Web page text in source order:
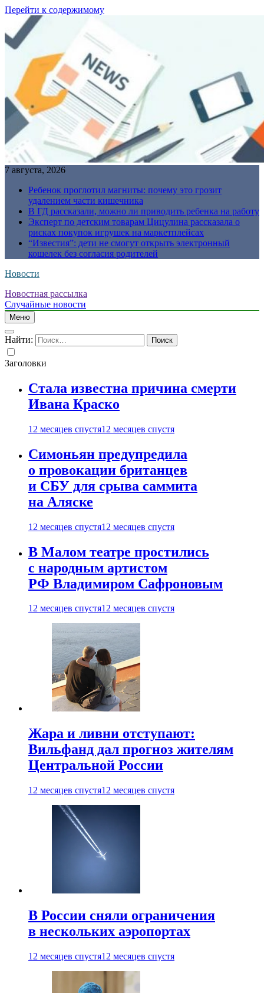
Перейти к содержимому
7 августа, 2026
Ребенок проглотил магниты: почему это грозит
удалением части кишечника
В ГД рассказали, можно ли приводить ребенка на работу
Эксперт по детским товарам Цицулина рассказала о
рисках покупок игрушек на маркетплейсах
“Известия”: дети не смогут открыть электронный
кошелек без согласия родителей
Новости
Новостная рассылка
Случайные новости
Меню
Найти:
Заголовки
Стала известна причина смерти
Ивана Краско
12 месяцев спустя12 месяцев спустя
Симоньян предупредила
о провокации британцев
и СБУ для срыва саммита
на Аляске
12 месяцев спустя12 месяцев спустя
В Малом театре простились
с народным артистом
РФ Владимиром Сафроновым
12 месяцев спустя12 месяцев спустя
Жара и ливни отступают:
Вильфанд дал прогноз жителям
Центральной России
12 месяцев спустя12 месяцев спустя
В России сняли ограничения
в нескольких аэропортах
12 месяцев спустя12 месяцев спустя